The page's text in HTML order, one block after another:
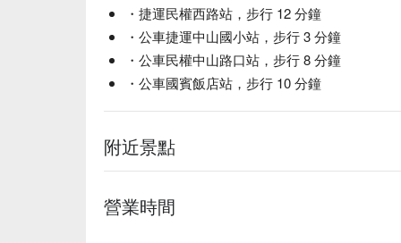
・捷運民權西路站，步行 12 分鐘
・公車捷運中山國小站，步行 3 分鐘
・公車民權中山路口站，步行 8 分鐘
・公車國賓飯店站，步行 10 分鐘
附近景點
營業時間